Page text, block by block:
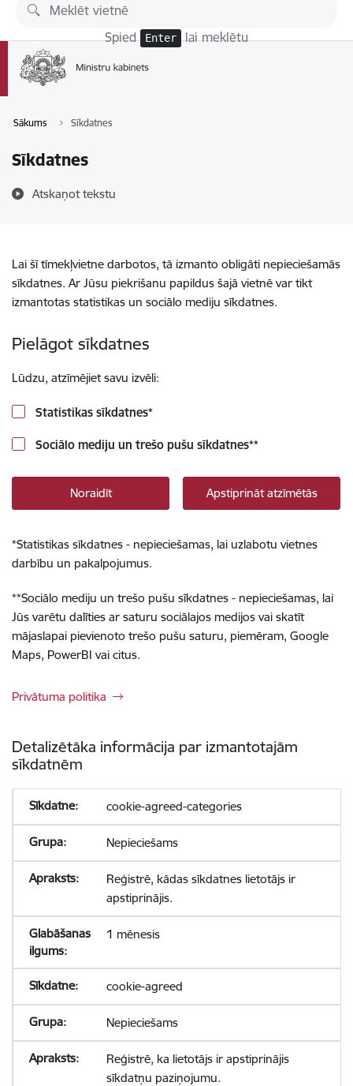
Pāriet uz lapas saturu
Spied Enter lai meklētu
Sākums Sīkdatnes
Sīkdatnes
Atskaņot tekstu
Lai šī tīmekļvietne darbotos, tā izmanto obligāti nepieciešamās
sīkdatnes. Ar Jūsu piekrišanu papildus šajā vietnē var tikt
izmantotas statistikas un sociālo mediju sīkdatnes.
Pielāgot sīkdatnes
Lūdzu, atzīmējiet savu izvēli:
Statistikas sīkdatnes*
Sociālo mediju un trešo pušu sīkdatnes**
Noraidīt Apstiprināt atzīmētās
*Statistikas sīkdatnes - nepieciešamas, lai uzlabotu vietnes
darbību un pakalpojumus.
**Sociālo mediju un trešo pušu sīkdatnes - nepieciešamas, lai
Jūs varētu dalīties ar saturu sociālajos medijos vai skatīt
mājaslapai pievienoto trešo pušu saturu, piemēram, Google
Maps, PowerBI vai citus.
Privātuma politika
Detalizētāka informācija par izmantotajām
sīkdatnēm
cookie-agreed-categories
Nepieciešams
Reģistrē, kādas sīkdatnes lietotājs ir
apstiprinājis.
1 mēnesis
cookie-agreed
Nepieciešams
Reģistrē, ka lietotājs ir apstiprinājis
sīkdatņu paziņojumu.